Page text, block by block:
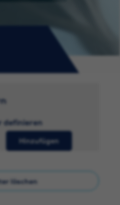
definieren
Hinzufügen
löschen